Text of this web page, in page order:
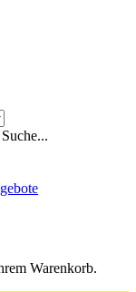
Suche...
Warenkorb.